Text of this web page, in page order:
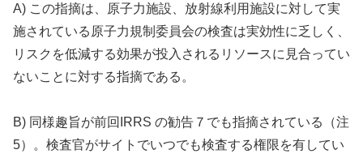
A) この指摘は、原子力施設、放射線利用施設に対して実
施されている原子力規制委員会の検査は実効性に乏しく、
リスクを低減する効果が投入されるリソースに見合ってい
ないことに対する指摘である。
B) 同様趣旨が前回IRRS の勧告７でも指摘されている（注
5）。検査官がサイトでいつでも検査する権限を有してい